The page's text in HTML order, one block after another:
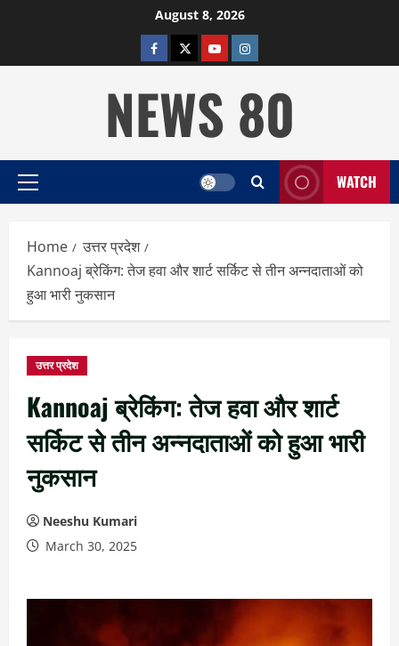
August 8, 2026
facebooktwitterYOUTUBE
instagram
NEWS 80
Primary
WATCH
Home
उत्तर प्रदेश
Kannoaj ब्रेकिंग: तेज हवा और शार्ट सर्किट से तीन अन्नदाताओं को
हुआ भारी नुकसान
उत्तर प्रदेश
Kannoaj ब्रेकिंग: तेज हवा और शार्ट
सर्किट से तीन अन्नदाताओं को हुआ भारी
नुकसान
Neeshu Kumari
March 30, 2025